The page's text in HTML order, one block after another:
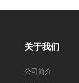
关于我们
公司简介